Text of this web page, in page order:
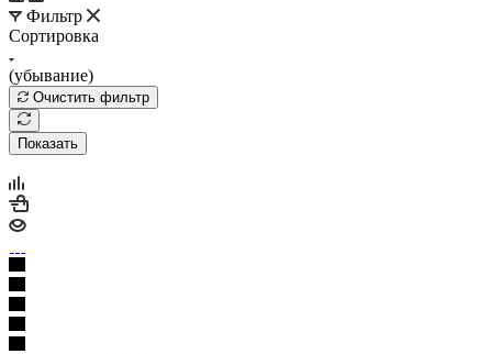
Фильтр
Сортировка
(убывание)
Очистить фильтр
Показать